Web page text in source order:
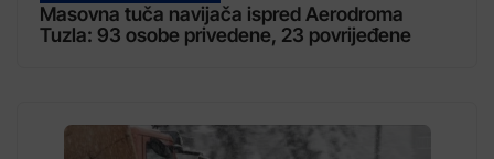
Masovna tuča navijača ispred Aerodroma
Tuzla: 93 osobe privedene, 23 povrijeđene